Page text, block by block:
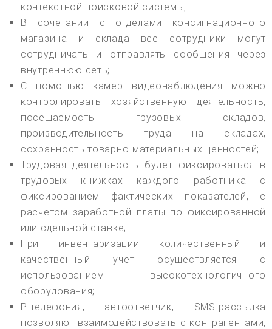
контекстной поисковой системы;
В сочетании с отделами консигнационного
магазина и склада все сотрудники могут
сотрудничать и отправлять сообщения через
внутреннюю сеть;
С помощью камер видеонаблюдения можно
контролировать хозяйственную деятельность,
посещаемость грузовых складов,
производительность труда на складах,
сохранность товарно-материальных ценностей;
Трудовая деятельность будет фиксироваться в
трудовых книжках каждого работника с
фиксированием фактических показателей, с
расчетом заработной платы по фиксированной
или сдельной ставке;
При инвентаризации количественный и
качественный учет осуществляется с
использованием высокотехнологичного
оборудования;
P-телефония, автоответчик, SMS-рассылка
позволяют взаимодействовать с контрагентами,